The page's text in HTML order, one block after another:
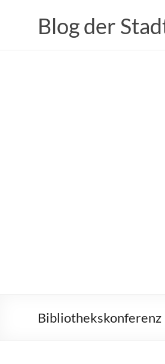
Blog der
Bibliothekskonferenz